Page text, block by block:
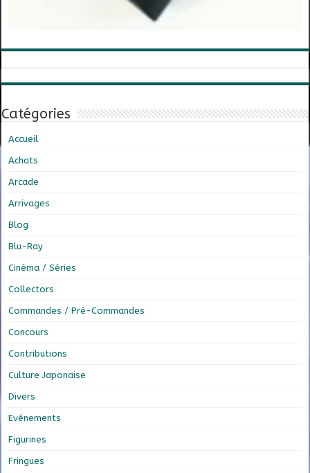
Catégories
Accueil
Achats
Arcade
Arrivages
Blog
Blu-Ray
Cinéma / Séries
Collectors
Commandes / Pré-Commandes
Concours
Contributions
Culture Japonaise
Divers
Evénements
Figurines
Fringues